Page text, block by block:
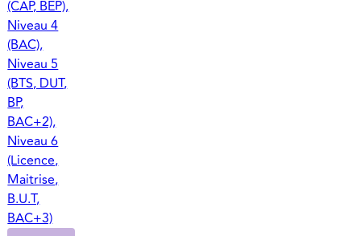
(CAP, BEP),
Niveau 4
(BAC),
Niveau 5
(BTS, DUT,
BP,
BAC+2),
Niveau 6
(Licence,
Maitrise,
B.U.T,
BAC+3)